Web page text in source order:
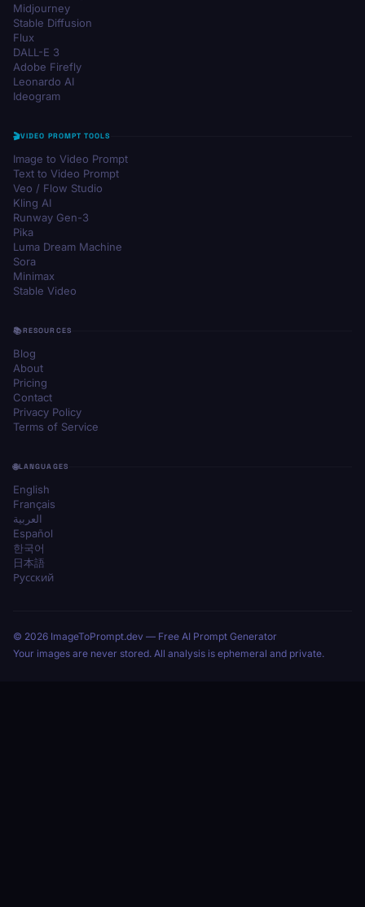
Midjourney
Stable Diffusion
Flux
DALL-E 3
Adobe Firefly
Leonardo AI
Ideogram
VIDEO PROMPT TOOLS
Image to Video Prompt
Text to Video Prompt
Veo / Flow Studio
Kling AI
Runway Gen-3
Pika
Luma Dream Machine
Sora
Minimax
Stable Video
RESOURCES
Blog
About
Pricing
Contact
Privacy Policy
Terms of Service
LANGUAGES
English
Français
العربية
Español
한국어
日本語
Русский
© 2026 ImageToPrompt.dev — Free AI Prompt Generator
Your images are never stored. All analysis is ephemeral and private.